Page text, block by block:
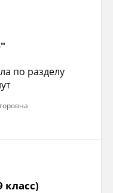
по разделу
класс)